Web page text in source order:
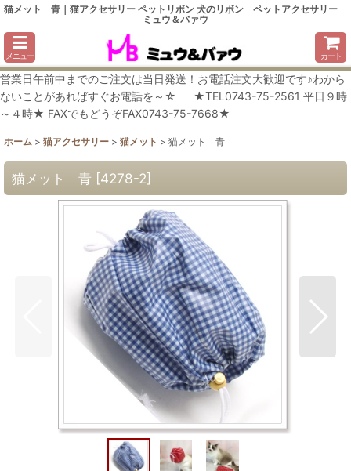
猫メット 青｜猫アクセサリー ペットリボン 犬のリボン ペットアクセサリー
ミュウ＆バァウ
メニュー カート
営業日午前中までのご注文は当日発送！お電話注文大歓迎です♪わから
ないことがあればすぐお電話を～☆ ★TEL0743-75-2561 平日９時
～４時★ FAXでもどうぞFAX0743-75-7668★
ホーム > 猫アクセサリー > 猫メット > 猫メット 青
猫メット 青 [4278-2]